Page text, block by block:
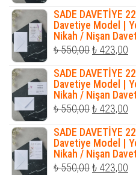
fiyat:
₺ 550,00.
₺
SADE DAVETİYE
Davetiye Model |
Nikah / Nişan
₺550,00Orijinal
fiyat:
₺ 550,00.
₺ 423,00
₺
SADE DAVETİYE
Davetiye Model |
Nikah / Nişan
₺550,00Orijinal
fiyat:
₺ 550,00.
₺ 423,00
₺
SADE DAVETİYE
Davetiye Model |
Nikah / Nişan
₺550,00Orijinal
₺ 423,00